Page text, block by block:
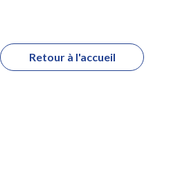
Retour à l'accueil